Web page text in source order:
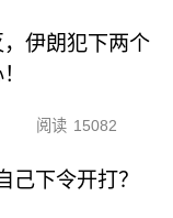
伊朗犯下两个
阅读 15082
己下令开打？